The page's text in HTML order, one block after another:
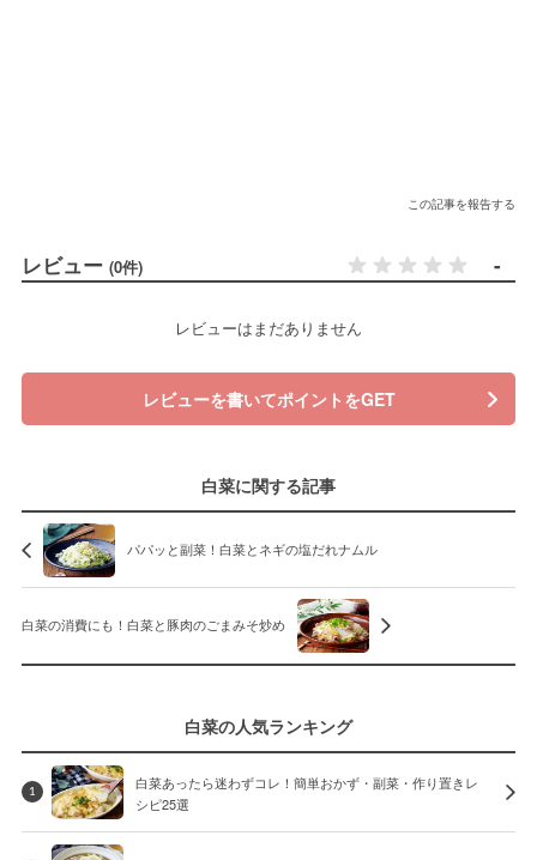
この記事を報告する
レビュー (0件) -
レビューはまだありません
レビューを書いてポイントをGET
白菜に関する記事
パパッと副菜！白菜とネギの塩だれナムル
白菜の消費にも！白菜と豚肉のごまみそ炒め
白菜の人気ランキング
1
白菜あったら迷わずコレ！簡単おかず・副菜・作り置きレ
シピ25選